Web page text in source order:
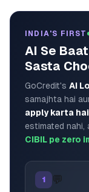
INDIA'S FIRST
AI Se
Sasta
GoCredit's AI
samajhta hai
apply karta hai
estimated nahi,
CIBIL pe zero
1 💬